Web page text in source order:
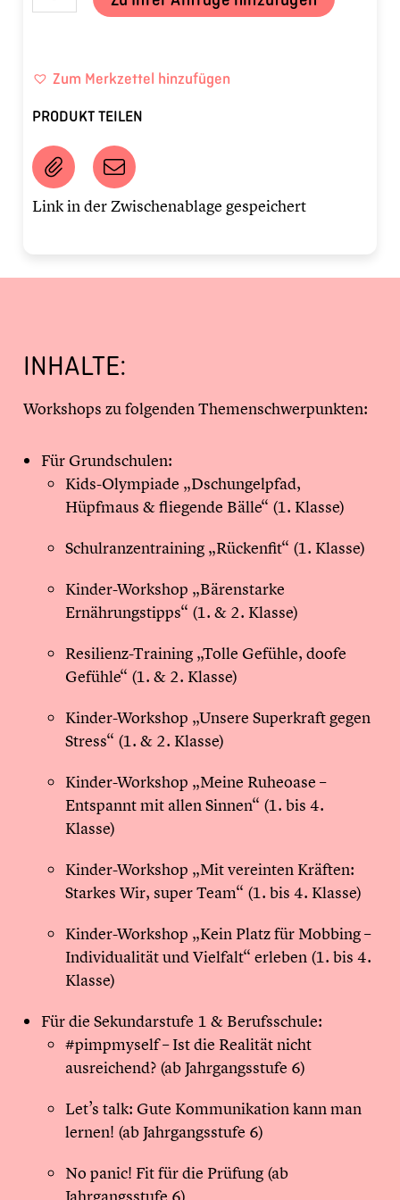
Zum Merkzettel hinzufügen
PRODUKT TEILEN
Link in der Zwischenablage gespeichert
INHALTE:
Workshops zu folgenden Themenschwerpunkten:
Für Grundschulen:
Kids-Olympiade „Dschungelpfad,
Hüpfmaus & fliegende Bälle“ (1. Klasse)
Schulranzentraining „Rückenfit“ (1. Klasse)
Kinder-Workshop „Bärenstarke
Ernährungstipps“ (1. & 2. Klasse)
Resilienz-Training „Tolle Gefühle, doofe
Gefühle“ (1. & 2. Klasse)
Kinder-Workshop „Unsere Superkraft gegen
Stress“ (1. & 2. Klasse)
Kinder-Workshop „Meine Ruheoase –
Entspannt mit allen Sinnen“ (1. bis 4.
Klasse)
Kinder-Workshop „Mit vereinten Kräften:
Starkes Wir, super Team“ (1. bis 4. Klasse)
Kinder-Workshop „Kein Platz für Mobbing –
Individualität und Vielfalt“ erleben (1. bis 4.
Klasse)
Für die Sekundarstufe 1 & Berufsschule:
#pimpmyself – Ist die Realität nicht
ausreichend? (ab Jahrgangsstufe 6)
Let’s talk: Gute Kommunikation kann man
lernen! (ab Jahrgangsstufe 6)
No panic! Fit für die Prüfung (ab
Jahrgangsstufe 6)